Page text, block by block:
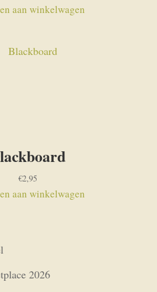
aan winkelwagen
€2,95
aan winkelwagen
2026